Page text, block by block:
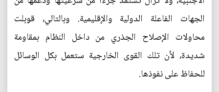
الجهات الفاعلة الدولية والإقليمية. وبالتالي، قوبلت
محاولات الإصلاح الجذري من داخل النظام بمقاومة
شديدة، لأن تلك القوى الخارجية ستعمل بكل الوسائل
للحفاظ على نفوذها.